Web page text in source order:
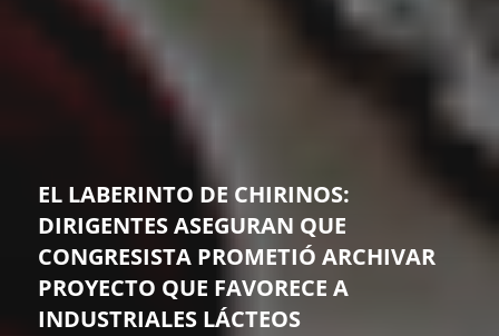
EL LABERINTO DE CHIRINOS:
DIRIGENTES ASEGURAN QUE
CONGRESISTA PROMETIÓ ARCHIVAR
PROYECTO QUE FAVORECE A
INDUSTRIALES LÁCTEOS